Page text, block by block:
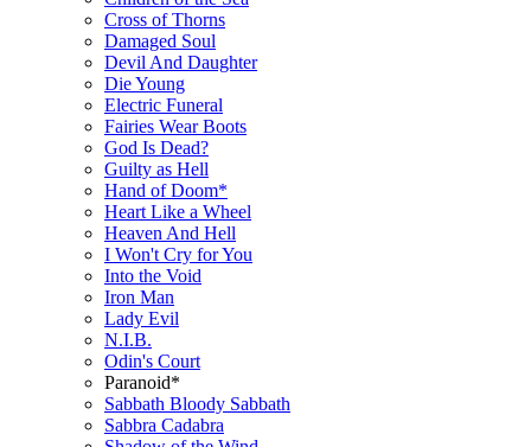
Cross of Thorns
Damaged Soul
Devil And Daughter
Die Young
Electric Funeral
Fairies Wear Boots
God Is Dead?
Guilty as Hell
Hand of Doom*
Heart Like a Wheel
Heaven And Hell
I Won't Cry for You
Into the Void
Iron Man
Lady Evil
N.I.B.
Odin's Court
Paranoid*
Sabbath Bloody Sabbath
Sabbra Cadabra